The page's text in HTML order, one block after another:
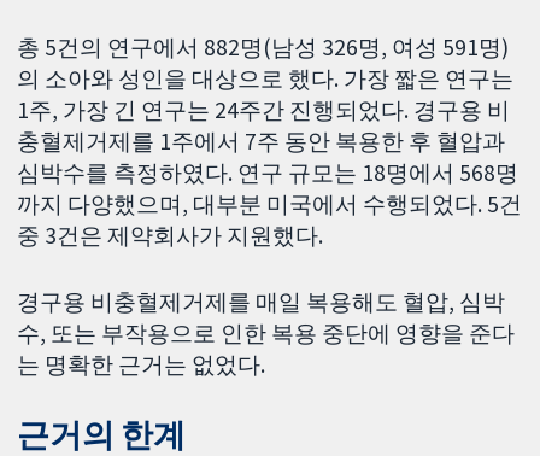
총 5건의 연구에서 882명(남성 326명, 여성 591명)
의 소아와 성인을 대상으로 했다. 가장 짧은 연구는
1주, 가장 긴 연구는 24주간 진행되었다. 경구용 비
충혈제거제를 1주에서 7주 동안 복용한 후 혈압과
심박수를 측정하였다. 연구 규모는 18명에서 568명
까지 다양했으며, 대부분 미국에서 수행되었다. 5건
중 3건은 제약회사가 지원했다.
경구용 비충혈제거제를 매일 복용해도 혈압, 심박
수, 또는 부작용으로 인한 복용 중단에 영향을 준다
는 명확한 근거는 없었다.
근거의 한계